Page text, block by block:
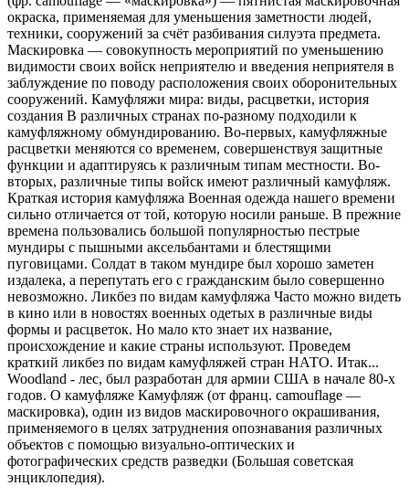
окраска, применяемая для уменьшения заметности людей,
техники, сооружений за счёт разбивания силуэта предмета.
Маскировка — совокупность мероприятий по уменьшению
видимости своих войск неприятелю и введения неприятеля в
заблуждение по поводу расположения своих оборонительных
сооружений. Камуфляжи мира: виды, расцветки, история
создания В различных странах по-разному подходили к
камуфляжному обмундированию. Во-первых, камуфляжные
расцветки меняются со временем, совершенствуя защитные
функции и адаптируясь к различным типам местности. Во-
вторых, различные типы войск имеют различный камуфляж.
Краткая история камуфляжа Военная одежда нашего времени
сильно отличается от той, которую носили раньше. В прежние
времена пользовались большой популярностью пестрые
мундиры с пышными аксельбантами и блестящими
пуговицами. Солдат в таком мундире был хорошо заметен
издалека, а перепутать его с гражданским было совершенно
невозможно. Ликбез по видам камуфляжа Часто можно видеть
в кино или в новостях военных одетых в различные виды
формы и расцветок. Но мало кто знает их название,
происхождение и какие страны используют. Проведем
краткий ликбез по видам камуфляжей стран НАТО. Итак...
Woodland - лес, был разработан для армии США в начале 80-х
годов. О камуфляже Камуфляж (от франц. camouflage —
маскировка), один из видов маскировочного окрашивания,
применяемого в целях затруднения опознавания различных
объектов с помощью визуально-оптических и
фотографических средств разведки (Большая советская
энциклопедия).